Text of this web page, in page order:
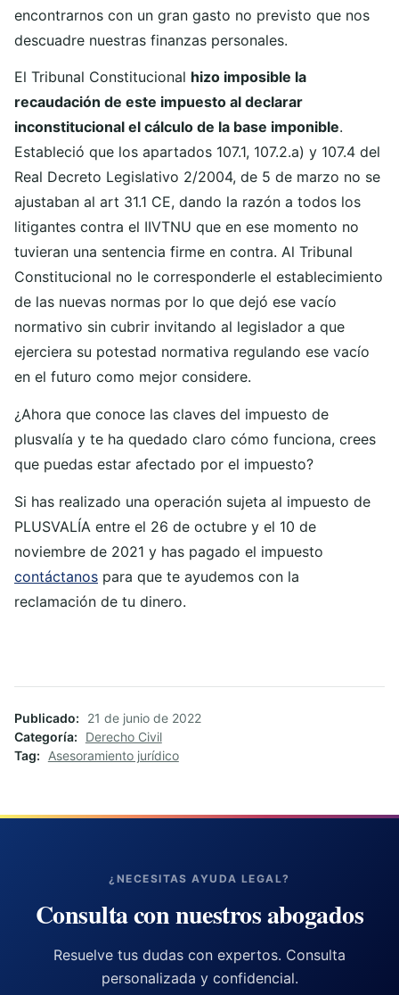
encontrarnos con un gran gasto no previsto que nos
descuadre nuestras finanzas personales.
El Tribunal Constitucional hizo imposible la
recaudación de este impuesto al declarar
inconstitucional el cálculo de la base imponible.
Estableció que los apartados 107.1, 107.2.a) y 107.4 del
Real Decreto Legislativo 2/2004, de 5 de marzo no se
ajustaban al art 31.1 CE, dando la razón a todos los
litigantes contra el IIVTNU que en ese momento no
tuvieran una sentencia firme en contra. Al Tribunal
Constitucional no le corresponderle el establecimiento
de las nuevas normas por lo que dejó ese vacío
normativo sin cubrir invitando al legislador a que
ejerciera su potestad normativa regulando ese vacío
en el futuro como mejor considere.
¿Ahora que conoce las claves del impuesto de
plusvalía y te ha quedado claro cómo funciona, crees
que puedas estar afectado por el impuesto?
Si has realizado una operación sujeta al impuesto de
PLUSVALÍA entre el 26 de octubre y el 10 de
noviembre de 2021 y has pagado el impuesto
contáctanos para que te ayudemos con la
reclamación de tu dinero.
Publicado
21 de junio de 2022
Categoría
Derecho Civil
Tag
Asesoramiento jurídico
¿NECESITAS AYUDA LEGAL?
Consulta con nuestros abogados
Resuelve tus dudas con expertos. Consulta
personalizada y confidencial.